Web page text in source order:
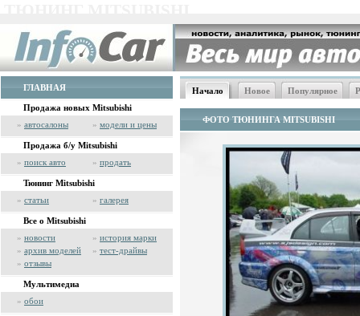
ГЛАВНАЯ
Продажа новых Mitsubishi
» автосалоны » модели и цены
Продажа б/у Mitsubishi
» поиск авто » продать
Тюнинг Mitsubishi
» статьи » галерея
Все о Mitsubishi
» новости » история марки
» архив моделей » тест-драйвы
» отзывы
Мультимедиа
» обои
Начало Новое Популярное
ФОТО ТЮНИНГА MITSUBISHI